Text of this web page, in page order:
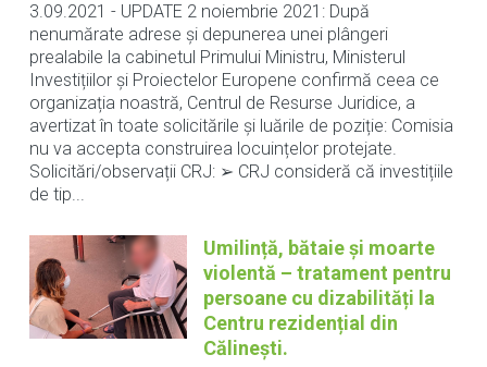
3.09.2021 - UPDATE 2 noiembrie 2021: După
nenumărate adrese și depunerea unei plângeri
prealabile la cabinetul Primului Ministru, Ministerul
Investițiilor și Proiectelor Europene confirmă ceea ce
organizația noastră, Centrul de Resurse Juridice, a
avertizat în toate solicitările și luările de poziție: Comisia
nu va accepta construirea locuințelor protejate.
Solicitări/observații CRJ: ➢ CRJ consideră că investițiile
de tip...
Umilință, bătaie și moarte
violentă – tratament pentru
persoane cu dizabilități la
Centru rezidențial din
Călinești.